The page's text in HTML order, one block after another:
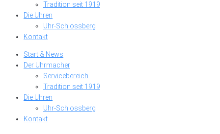
Tradition seit 1919
Die Uhren
Uhr-Schlossberg
Kontakt
Start & News
Der Uhrmacher
Servicebereich
Tradition seit 1919
Die Uhren
Uhr-Schlossberg
Kontakt